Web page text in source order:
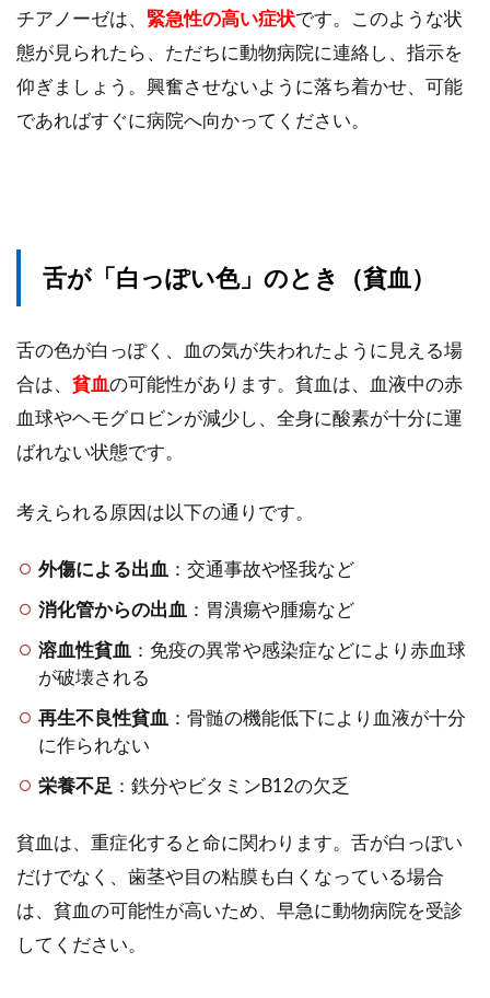
チアノーゼは、 緊急性の高い症状です。このような状
態が見られたら、ただちに動物病院に連絡し、指示を
仰ぎましょう。興奮させないように落ち着かせ、可能
であればすぐに病院へ向かってください。
舌が「白っぽい色」のとき（貧血）
舌の色が白っぽく、血の気が失われたように見える場
合は、 貧血の可能性があります。貧血は、血液中の赤
血球やヘモグロビンが減少し、全身に酸素が十分に運
ばれない状態です。
考えられる原因は以下の通りです。
外傷による出血 ：交通事故や怪我など
消化管からの出血 ：胃潰瘍や腫瘍など
溶血性貧血 ：免疫の異常や感染症などにより赤血球
が破壊される
再生不良性貧血 ：骨髄の機能低下により血液が十分
に作られない
栄養不足 ：鉄分やビタミンB12の欠乏
貧血は、重症化すると命に関わります。舌が白っぽい
だけでなく、歯茎や目の粘膜も白くなっている場合
は、貧血の可能性が高いため、早急に動物病院を受診
してください。